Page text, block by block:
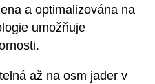
a optimalizována na
umožňuje
až na osm jader v